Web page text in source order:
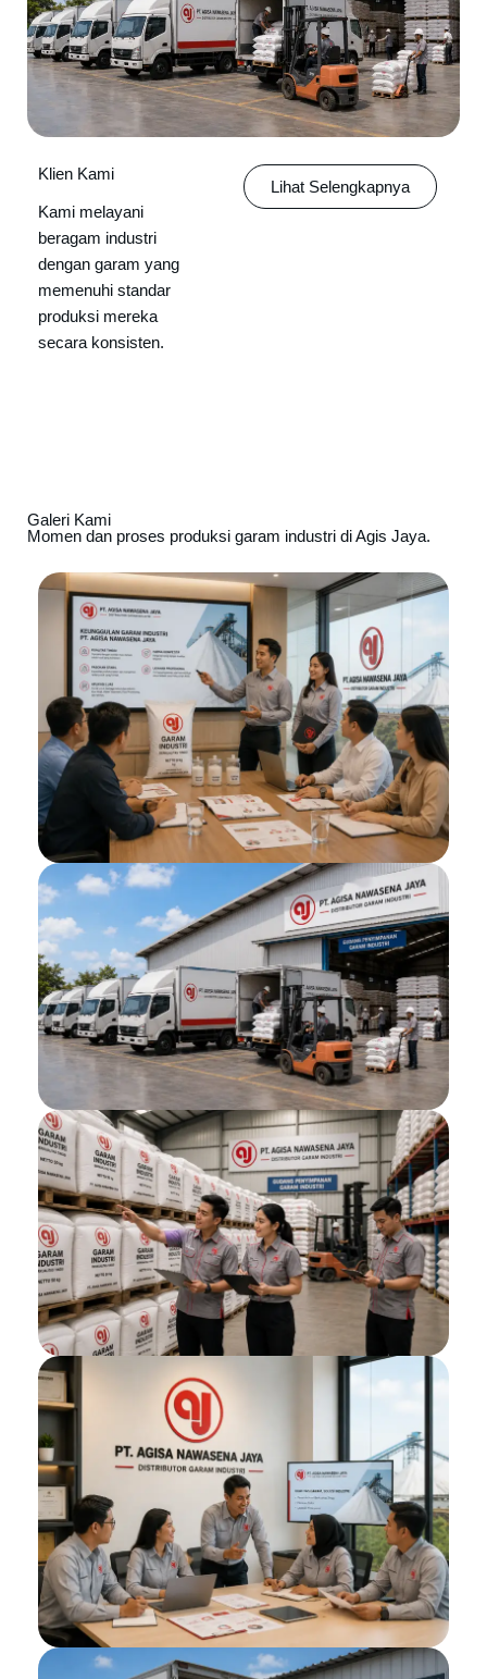
Klien Kami
Kami melayani
beragam industri
dengan garam yang
memenuhi standar
produksi mereka
secara konsisten.
Lihat Selengkapnya
Galeri Kami
Momen dan proses produksi garam industri di Agis Jaya.